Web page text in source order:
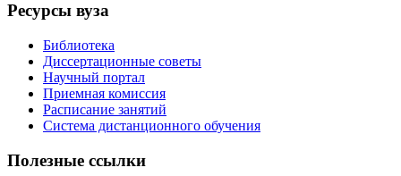
Ресурсы вуза
Библиотека
Диссертационные советы
Научный портал
Приемная комиссия
Расписание занятий
Система дистанционного обучения
Полезные ссылки